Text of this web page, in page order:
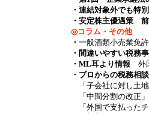
・連結対象外でも特
・安定株主優遇策
◎コラム・その他
・ 一般酒類小売業免
・間違いやすい税務
・ML耳より情報 外
・プロからの税務相
「子会社に対し土
「中間分割の改正」
「外国で支払ったチ